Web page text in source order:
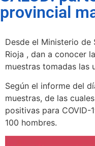
provincial
Desde el Ministerio de
Rioja , dan a conocer
muestras tomadas las
Según el informe del
muestras, de las
positivas para COVID-
100 hombres.